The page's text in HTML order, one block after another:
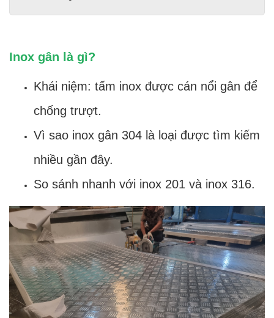
Inox gân là gì?
Khái niệm: tấm inox được cán nổi gân để
chống trượt.
Vì sao inox gân 304 là loại được tìm kiếm
nhiều gần đây.
So sánh nhanh với inox 201 và inox 316.